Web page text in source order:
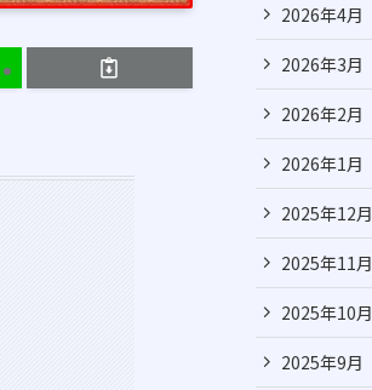
2026年4月
2026年3月
2026年2月
2026年1月
2025年12月
2025年11月
2025年10月
2025年9月